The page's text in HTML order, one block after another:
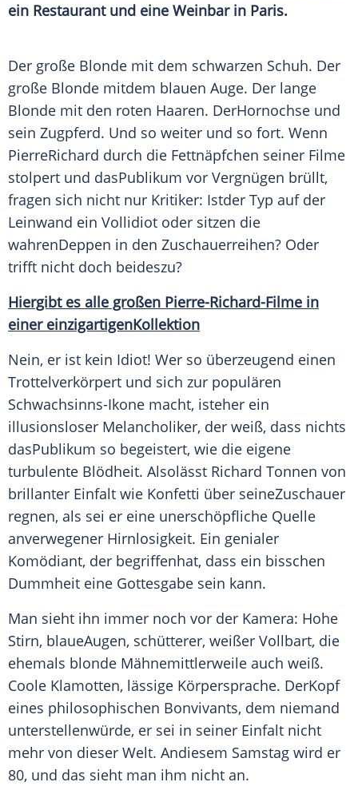
ein Restaurant und eine Weinbar in Paris.
Der große Blonde mit dem schwarzen Schuh. Der
große Blonde mitdem blauen Auge. Der lange
Blonde mit den roten Haaren. DerHornochse und
sein Zugpferd. Und so weiter und so fort. Wenn
PierreRichard durch die Fettnäpfchen seiner Filme
stolpert und dasPublikum vor Vergnügen brüllt,
fragen sich nicht nur Kritiker: Istder Typ auf der
Leinwand ein Vollidiot oder sitzen die
wahrenDeppen in den Zuschauerreihen? Oder
trifft nicht doch beideszu?
Hiergibt es alle großen Pierre-Richard-Filme in
einer einzigartigenKollektion
Nein, er ist kein Idiot! Wer so überzeugend einen
Trottelverkörpert und sich zur populären
Schwachsinns-Ikone macht, isteher ein
illusionsloser Melancholiker, der weiß, dass nichts
dasPublikum so begeistert, wie die eigene
turbulente Blödheit. Alsolässt Richard Tonnen von
brillanter Einfalt wie Konfetti über seineZuschauer
regnen, als sei er eine unerschöpfliche Quelle
anverwegener Hirnlosigkeit. Ein genialer
Komödiant, der begriffenhat, dass ein bisschen
Dummheit eine Gottesgabe sein kann.
Man sieht ihn immer noch vor der Kamera: Hohe
Stirn, blaueAugen, schütterer, weißer Vollbart, die
ehemals blonde Mähnemittlerweile auch weiß.
Coole Klamotten, lässige Körpersprache. DerKopf
eines philosophischen Bonvivants, dem niemand
unterstellenwürde, er sei in seiner Einfalt nicht
mehr von dieser Welt. Andiesem Samstag wird er
80, und das sieht man ihm nicht an.